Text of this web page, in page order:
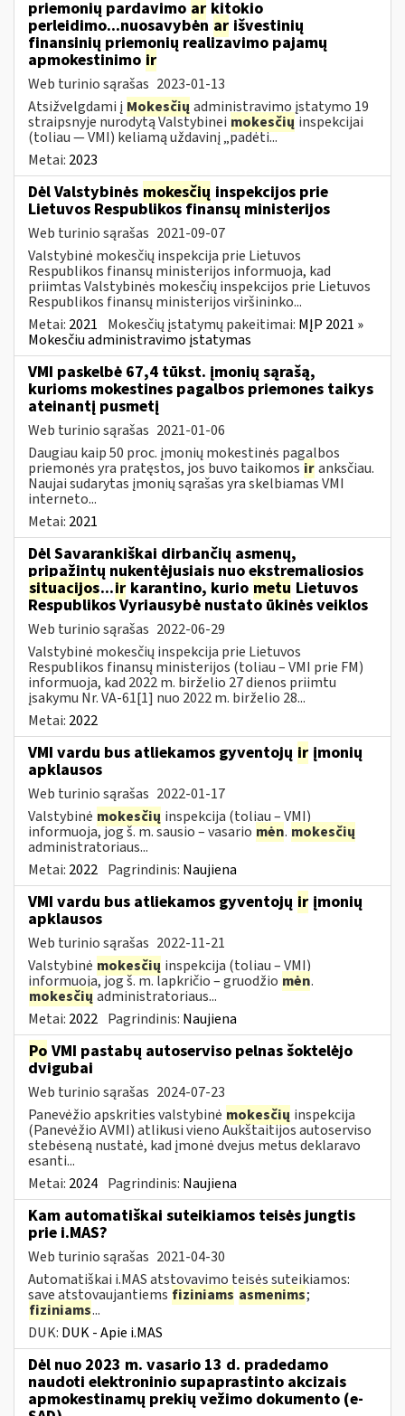
priemonių pardavimo ar kitokio
perleidimo...nuosavybėn ar išvestinių
finansinių priemonių realizavimo pajamų
apmokestinimo ir
Web turinio sąrašas 2023-01-13
Atsižvelgdami į Mokesčių administravimo įstatymo 19
straipsnyje nurodytą Valstybinei mokesčių inspekcijai
(toliau — VMI) keliamą uždavinį „padėti...
Metai: 2023
Dėl Valstybinės mokesčių inspekcijos prie
Lietuvos Respublikos finansų ministerijos
Web turinio sąrašas 2021-09-07
Valstybinė mokesčių inspekcija prie Lietuvos
Respublikos finansų ministerijos informuoja, kad
priimtas Valstybinės mokesčių inspekcijos prie Lietuvos
Respublikos finansų ministerijos viršininko...
Metai: 2021 Mokesčių įstatymų pakeitimai: MĮP 2021 »
Mokesčiu administravimo įstatymas
VMI paskelbė 67,4 tūkst. įmonių sąrašą,
kurioms mokestines pagalbos priemones taikys
ateinantį pusmetį
Web turinio sąrašas 2021-01-06
Daugiau kaip 50 proc. įmonių mokestinės pagalbos
priemonės yra pratęstos, jos buvo taikomos iranksčiau.
Naujai sudarytas įmonių sąrašas yra skelbiamas VMI
interneto...
Metai: 2021
Dėl Savarankiškai dirbančių asmenų,
pripažintų nukentėjusiais nuo ekstremaliosios
situacijos...ir karantino, kurio metu Lietuvos
Respublikos Vyriausybė nustato ūkinės veiklos
Web turinio sąrašas 2022-06-29
Valstybinė mokesčių inspekcija prie Lietuvos
Respublikos finansų ministerijos (toliau – VMI prie FM)
informuoja, kad 2022 m. birželio 27 dienos priimtu
įsakymu Nr. VA-61[1] nuo 2022 m. birželio 28...
Metai: 2022
VMI vardu bus atliekamos gyventojų ir įmonių
apklausos
Web turinio sąrašas 2022-01-17
Valstybinė mokesčių inspekcija (toliau – VMI)
informuoja, jog š. m. sausio – vasario mėn. mokesčių
administratoriaus...
Metai: 2022 Pagrindinis: Naujiena
VMI vardu bus atliekamos gyventojų ir įmonių
apklausos
Web turinio sąrašas 2022-11-21
Valstybinė mokesčių inspekcija (toliau – VMI)
informuoja, jog š. m. lapkričio – gruodžio mėn.
mokesčių administratoriaus...
Metai: 2022 Pagrindinis: Naujiena
Po VMI pastabų autoserviso pelnas šoktelėjo
dvigubai
Web turinio sąrašas 2024-07-23
Panevėžio apskrities valstybinė mokesčių inspekcija
(Panevėžio AVMI) atlikusi vieno Aukštaitijos autoserviso
stebėseną nustatė, kad įmonė dvejus metus deklaravo
esanti...
Metai: 2024 Pagrindinis: Naujiena
Kam automatiškai suteikiamos teisės jungtis
prie i.MAS?
Web turinio sąrašas 2021-04-30
Automatiškai i.MAS atstovavimo teisės suteikiamos:
save atstovaujantiems fiziniams asmenims;
fiziniams...
DUK: DUK - Apie i.MAS
Dėl nuo 2023 m. vasario 13 d. pradedamo
naudoti elektroninio supaprastinto akcizais
apmokestinamų prekių vežimo dokumento (e-